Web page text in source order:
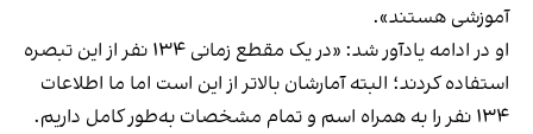
آموزشی هستند».
او در ادامه یادآور شد: «در یک مقطع زمانی ۱۳۴ نفر از این تبصره
استفاده کردند؛ البته آمارشان بالاتر از این است اما ما اطلاعات
۱۳۴ نفر را به همراه اسم و تمام مشخصات به‌طور کامل داریم.